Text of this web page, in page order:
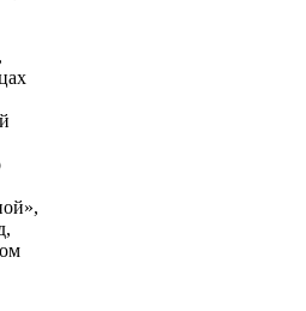
стоит.